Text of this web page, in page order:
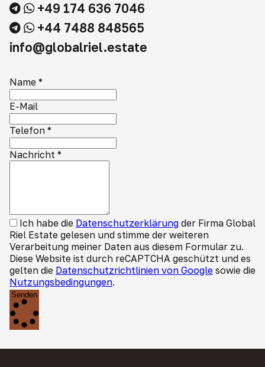
+49 174 636 7046
+44 7488 848565
info@globalriel.estate
Name *
E-Mail
Telefon *
Nachricht *
Ich habe die Datenschutzerklärung der Firma Global
Riel Estate gelesen und stimme der weiteren
Verarbeitung meiner Daten aus diesem Formular zu.
Diese Website ist durch reCAPTCHA geschützt und es
gelten die Datenschutzrichtlinien von Google sowie die
Nutzungsbedingungen.
Senden